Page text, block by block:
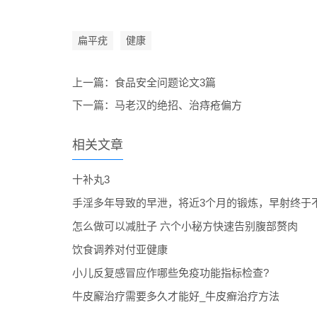
扁平疣 健康
上一篇： 食品安全问题论文3篇
下一篇： 马老汉的绝招、治痔疮偏方
相关文章
十补丸3
手淫多年导致的早泄，将近3个月的锻炼，早射终于
怎么做可以减肚子 六个小秘方快速告别腹部赘肉
饮食调养对付亚健康
小儿反复感冒应作哪些免疫功能指标检查?
牛皮廨治疗需要多久才能好_牛皮癣治疗方法